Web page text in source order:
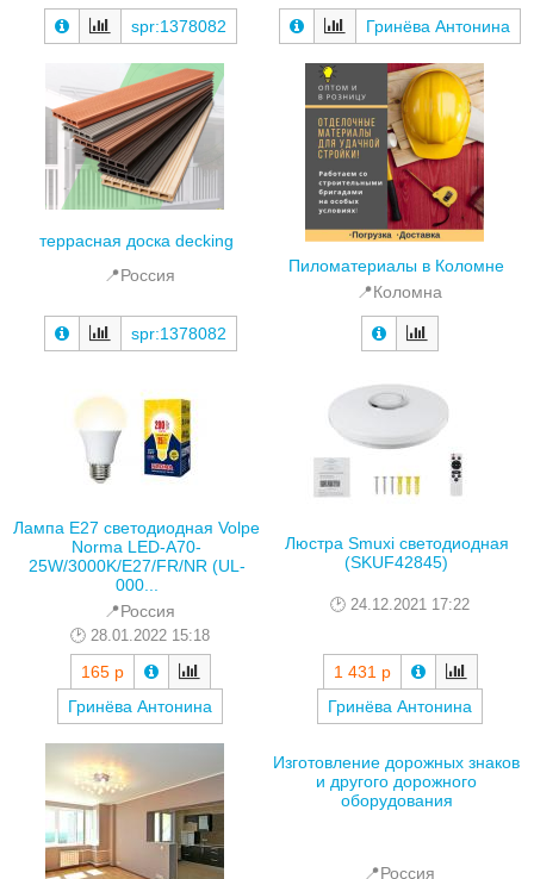
spr:1378082 Гринёва Антонина
террасная доска decking
📍Россия
spr:1378082
Пиломатериалы в Коломне
📍Коломна
Лампа E27 светодиодная Volpe
Norma LED-A70-
25W/3000K/E27/FR/NR (UL-
000...
📍Россия
28.01.2022 15:18
165 р
Гринёва Антонина
Люстра Smuxi светодиодная
(SKUF42845)
24.12.2021 17:22
1 431 р
Гринёва Антонина
Изготовление дорожных знаков
и другого дорожного
оборудования
📍Россия